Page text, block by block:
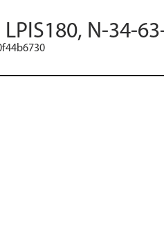
N-34-